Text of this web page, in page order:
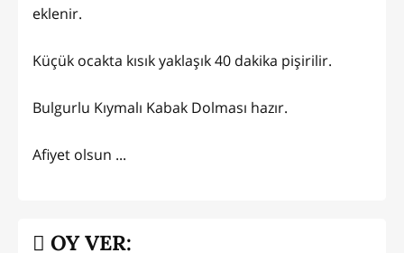
eklenir.
Küçük ocakta kısık yaklaşık 40 dakika pişirilir.
Bulgurlu Kıymalı Kabak Dolması hazır.
Afiyet olsun ...
OY VER: